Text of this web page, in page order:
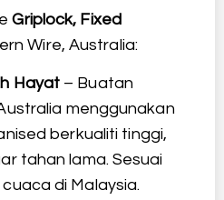
Griplock, Fixed
Wire, Australia:
Hayat – Buatan
menggunakan
berkualiti tinggi,
tahan lama. Sesuai
di Malaysia.